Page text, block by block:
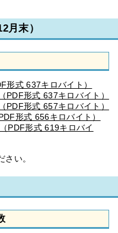
月末）
形式 637キロバイト）
PDF形式 637キロバイト）
PDF形式 657キロバイト）
形式 656キロバイト）
PDF形式 619キロバイ
さい。